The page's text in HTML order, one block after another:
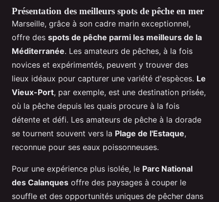
Présentation des meilleurs spots de pêche en mer
Marseille, grâce à son cadre marin exceptionnel,
offre des spots de pêche parmi les meilleurs de la
Méditerranée. Les amateurs de pêches, à la fois
novices et expérimentés, peuvent y trouver des
lieux idéaux pour capturer une variété d'espèces. Le
Vieux-Port, par exemple, est une destination prisée,
où la pêche depuis les quais procure à la fois
détente et défi. Les amateurs de pêche à la dorade
se tournent souvent vers la Plage de l'Estaque,
reconnue pour ses eaux poissonneuses.
Pour une expérience plus isolée, le Parc National
des Calanques offre des paysages à couper le
souffle et des opportunités uniques de pêcher dans